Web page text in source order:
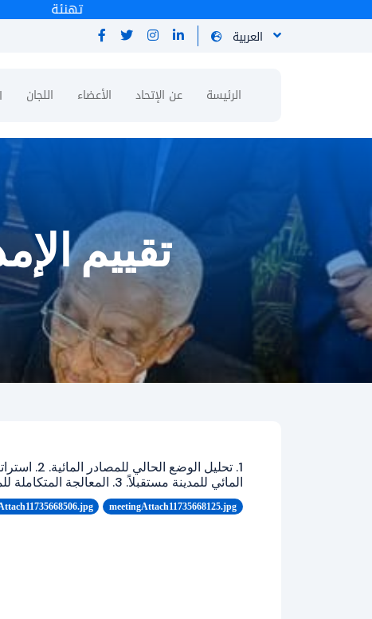
الرئيسة عن الإتحاد الأعضاء اللجان
تقييم
1. تحليل الوضع
المائي للمدينة مستقبلاً. 3. المعالجة المتكاملة للمياه.
meetingAttach11735668125.jpg